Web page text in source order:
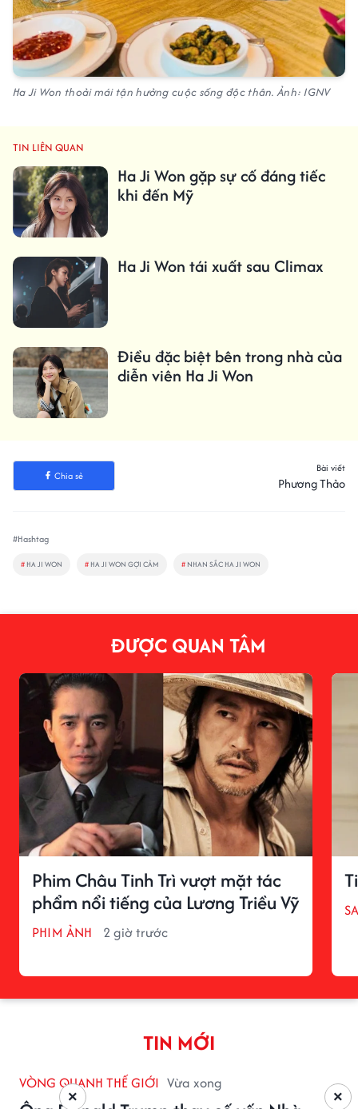
Ha Ji Won thoải mái tận hưởng cuộc sống độc thân. Ảnh: IGNV
TIN LIÊN QUAN
Ha Ji Won gặp sự cố đáng tiếc
khi đến Mỹ
Ha Ji Won tái xuất sau Climax
Điều đặc biệt bên trong nhà của
diễn viên Ha Ji Won
Chia sẻ
Bài viết
Phương Thảo
#Hashtag
# HA JI WON # HA JI WON GỢI CẢM # NHAN SẮC HA JI WON
ĐƯỢC QUAN TÂM
Phim Châu Tinh Trì vượt mặt tác
phẩm nổi tiếng của Lương Triều Vỹ
PHIM ẢNH 2 giờ trước
TIN MỚI
VÒNG QUANH THẾ GIỚI Vừa xong
×
×